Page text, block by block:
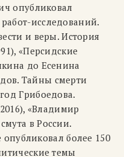
опубликовал
исследований.
и веры. История
«Персидские
до Есенина
Тайны смерти
Грибоедова.
«Владимир
в России.
более 150
темы